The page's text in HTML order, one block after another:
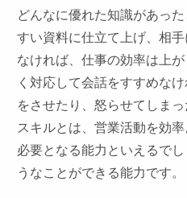
どんなに優れた知識があっ
すい資料に仕立て上げ、相
なければ、仕事の効率は上
く対応して会話をすすめな
をさせたり、怒らせてしま
スキルとは、営業活動を効
必要となる能力といえるで
うなことができる能力です。